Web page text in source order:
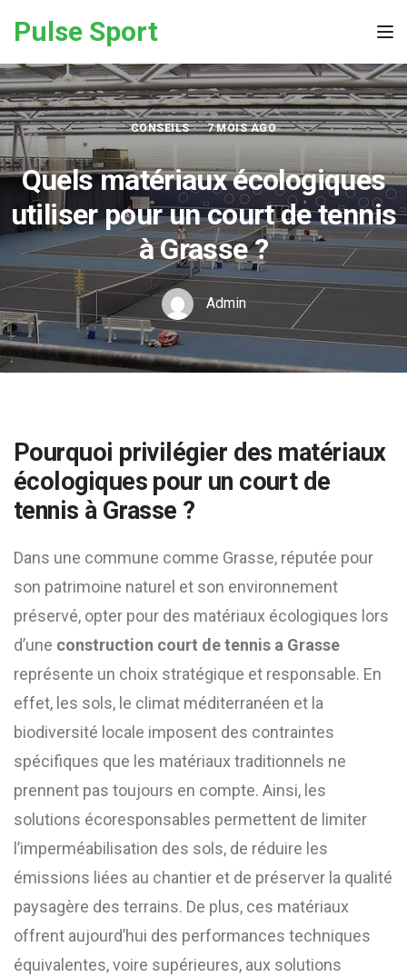
Pulse Sport
CONSEILS 7 MOIS AGO
Quels matériaux écologiques
utiliser pour un court de tennis
à Grasse ?
Admin
Pourquoi privilégier des matériaux
écologiques pour un court de
tennis à Grasse ?
Dans une commune comme Grasse, réputée pour
son patrimoine naturel et son environnement
préservé, opter pour des matériaux écologiques lors
d’une construction court de tennis a Grasse
représente un choix stratégique et responsable. En
effet, les sols, le climat méditerranéen et la
biodiversité locale imposent des contraintes
spécifiques que les matériaux traditionnels ne
prennent pas toujours en compte. Ainsi, les
solutions écoresponsables permettent de limiter
l’imperméabilisation des sols, de réduire les
émissions liées au chantier et de préserver la qualité
paysagère des terrains. De plus, ces matériaux
offrent aujourd’hui des performances techniques
équivalentes, voire supérieures, aux solutions